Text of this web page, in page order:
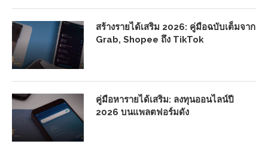
สร้างรายได้เสริม 2026: คู่มือฉบับเต็มจาก
Grab, Shopee ถึง TikTok
คู่มือหารายได้เสริม: ลงทุนออนไลน์ปี
2026 บนแพลตฟอร์มดัง